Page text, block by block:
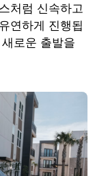
처럼 신속하고
연하게 진행됩
로운 출발을